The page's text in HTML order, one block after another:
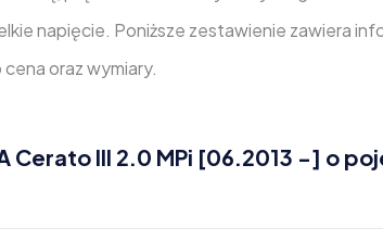
napięcie. Poniższe zestawienie zawiera
cena oraz wymiary.
Cerato III 2.0 MPi [06.2013 -] o